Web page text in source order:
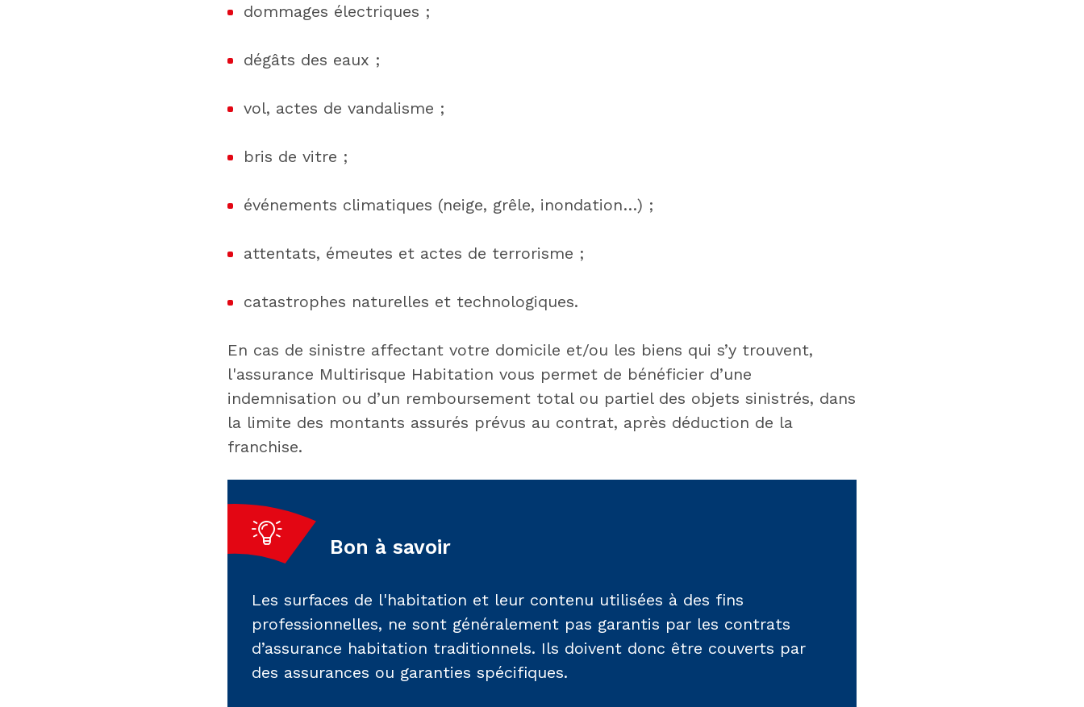
dommages électriques ;
dégâts des eaux ;
vol, actes de vandalisme ;
bris de vitre ;
événements climatiques (neige, grêle, inondation…) ;
attentats, émeutes et actes de terrorisme ;
catastrophes naturelles et technologiques.
En cas de sinistre affectant votre domicile et/ou les biens qui s’y trouvent,
l'assurance Multirisque Habitation vous permet de bénéficier d’une
indemnisation ou d’un remboursement total ou partiel des objets sinistrés, dans
la limite des montants assurés prévus au contrat, après déduction de la
franchise.
Bon à savoir
Les surfaces de l'habitation et leur contenu utilisées à des fins
professionnelles, ne sont généralement pas garantis par les contrats
d’assurance habitation traditionnels. Ils doivent donc être couverts par
des assurances ou garanties spécifiques.